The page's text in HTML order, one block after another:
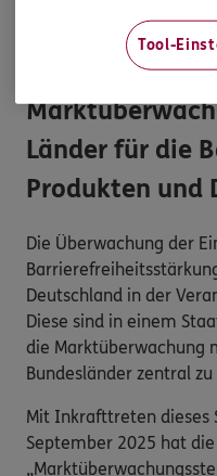
persönlichen
Länder für die
Produkten und
Die Überwachung der
Deutschland in der
Diese sind in einem
die Marktüberwachung
Bundesländer zentral
Mit Inkrafttreten dieses
September 2025 hat
Tool-